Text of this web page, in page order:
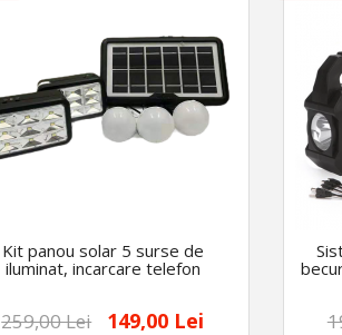
Kit panou solar 5 surse de
iluminat, incarcare telefon
259,00 Lei 149,00 Lei